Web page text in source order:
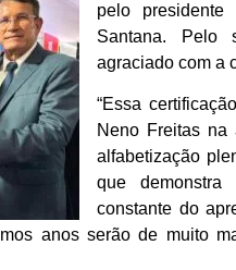
pelo
Santana. Pelo
agraciado com a
“Essa
Neno Freitas na
alfabetização
que
constante do
anos serão de muito